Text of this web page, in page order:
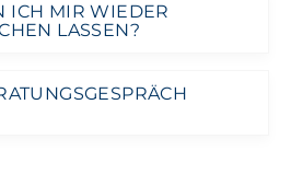
ICH MIR WIEDER
LASSEN?